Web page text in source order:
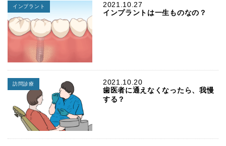
2021.10.27
インプラント
インプラントは一生ものなの？
2021.10.20
訪問診療
歯医者に通えなくなったら、我慢
する？